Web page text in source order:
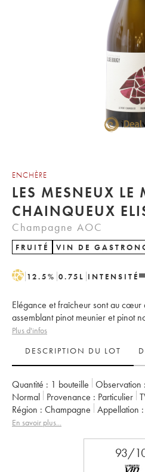
ENCHÈRE
LES MESNEUX LE
CHAINQUEUX
Champagne AOC
FRUITÉ VIN DE
H 12.5% 0.75 L INTENSITÉ
Elégance et fraîcheur sont au cœur
assemblant pinot meunier et pinot
Plus d'infos
DESCRIPTION DU LOT
Quantité : 1 bouteille Observation :
Normal
Provenance : particulier
Région :
Champagne Appellation :
Classement :
En savoir plus...
93/